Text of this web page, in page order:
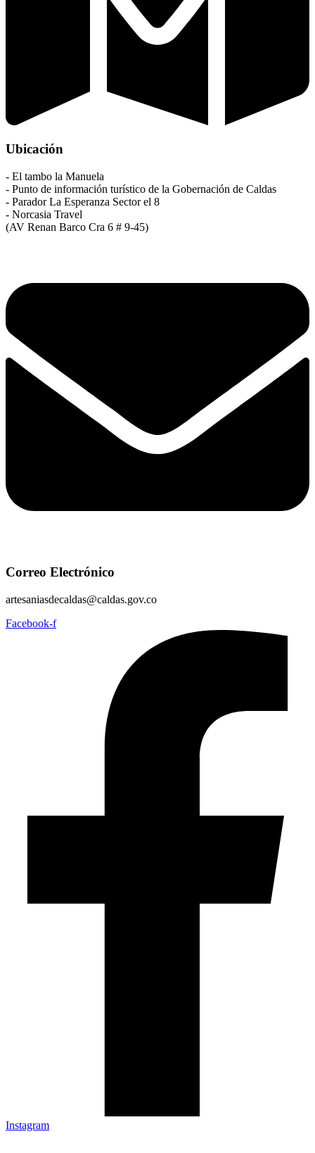
Ubicación
- El tambo la Manuela
- Punto de información turístico de la Gobernación de Caldas
- Parador La Esperanza Sector el 8
- Norcasia Travel
(AV Renan Barco Cra 6 # 9-45)
Correo Electrónico
artesaniasdecaldas@caldas.gov.co
Facebook-f
Instagram